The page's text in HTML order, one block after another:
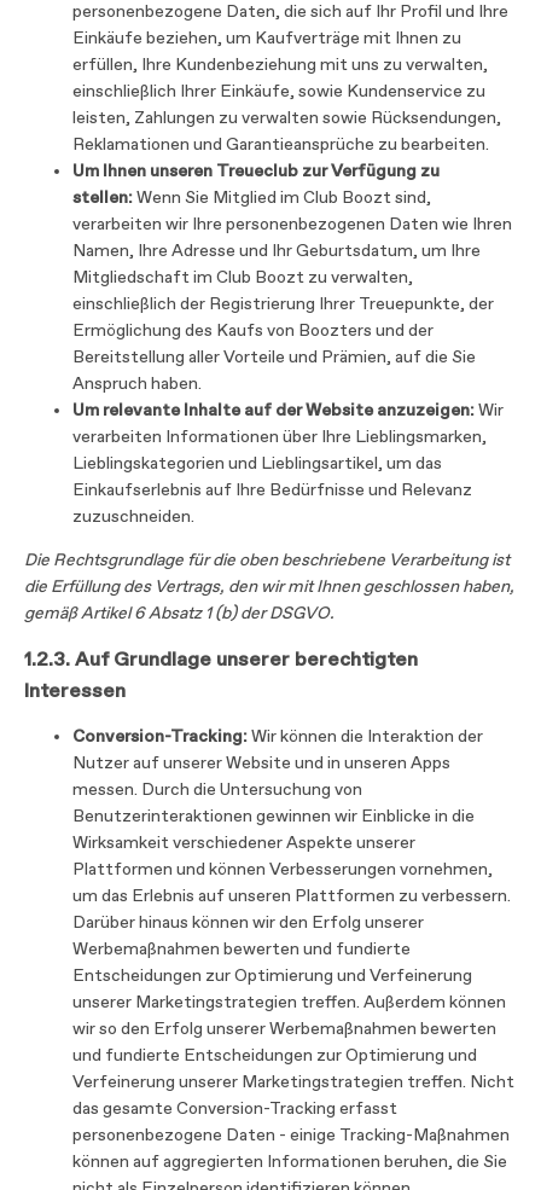
personenbezogene Daten, die sich auf Ihr Profil und Ihre
Einkäufe beziehen, um Kaufverträge mit Ihnen zu
erfüllen, Ihre Kundenbeziehung mit uns zu verwalten,
einschließlich Ihrer Einkäufe, sowie Kundenservice zu
leisten, Zahlungen zu verwalten sowie Rücksendungen,
Reklamationen und Garantieansprüche zu bearbeiten.
Um Ihnen unseren Treueclub zur Verfügung zu
stellen:Wenn Sie Mitglied im Club Boozt sind,
verarbeiten wir Ihre personenbezogenen Daten wie Ihren
Namen, Ihre Adresse und Ihr Geburtsdatum, um Ihre
Mitgliedschaft im Club Boozt zu verwalten,
einschließlich der Registrierung Ihrer Treuepunkte, der
Ermöglichung des Kaufs von Boozters und der
Bereitstellung aller Vorteile und Prämien, auf die Sie
Anspruch haben.
Um relevante Inhalte auf der Website anzuzeigen:Wir
verarbeiten Informationen über Ihre Lieblingsmarken,
Lieblingskategorien und Lieblingsartikel, um das
Einkaufserlebnis auf Ihre Bedürfnisse und Relevanz
zuzuschneiden.
Die Rechtsgrundlage für die oben beschriebene Verarbeitung ist
die Erfüllung des Vertrags, den wir mit Ihnen geschlossen haben,
gemäß Artikel 6 Absatz 1 (b) der DSGVO.
1.2.3. Auf Grundlage unserer berechtigten
Interessen
Conversion-Tracking:Wir können die Interaktion der
Nutzer auf unserer Website und in unseren Apps
messen. Durch die Untersuchung von
Benutzerinteraktionen gewinnen wir Einblicke in die
Wirksamkeit verschiedener Aspekte unserer
Plattformen und können Verbesserungen vornehmen,
um das Erlebnis auf unseren Plattformen zu verbessern.
Darüber hinaus können wir den Erfolg unserer
Werbemaßnahmen bewerten und fundierte
Entscheidungen zur Optimierung und Verfeinerung
unserer Marketingstrategien treffen. Außerdem können
wir so den Erfolg unserer Werbemaßnahmen bewerten
und fundierte Entscheidungen zur Optimierung und
Verfeinerung unserer Marketingstrategien treffen. Nicht
das gesamte Conversion-Tracking erfasst
personenbezogene Daten - einige Tracking-Maßnahmen
können auf aggregierten Informationen beruhen, die Sie